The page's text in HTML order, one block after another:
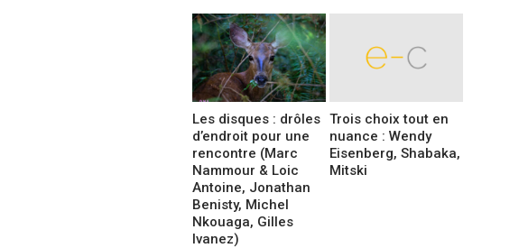
Les disques : drôles
d’endroit pour une
rencontre (Marc
Nammour & Loic
Antoine, Jonathan
Benisty, Michel
Nkouaga, Gilles
Ivanez)
Trois choix tout en
nuance : Wendy
Eisenberg, Shabaka,
Mitski